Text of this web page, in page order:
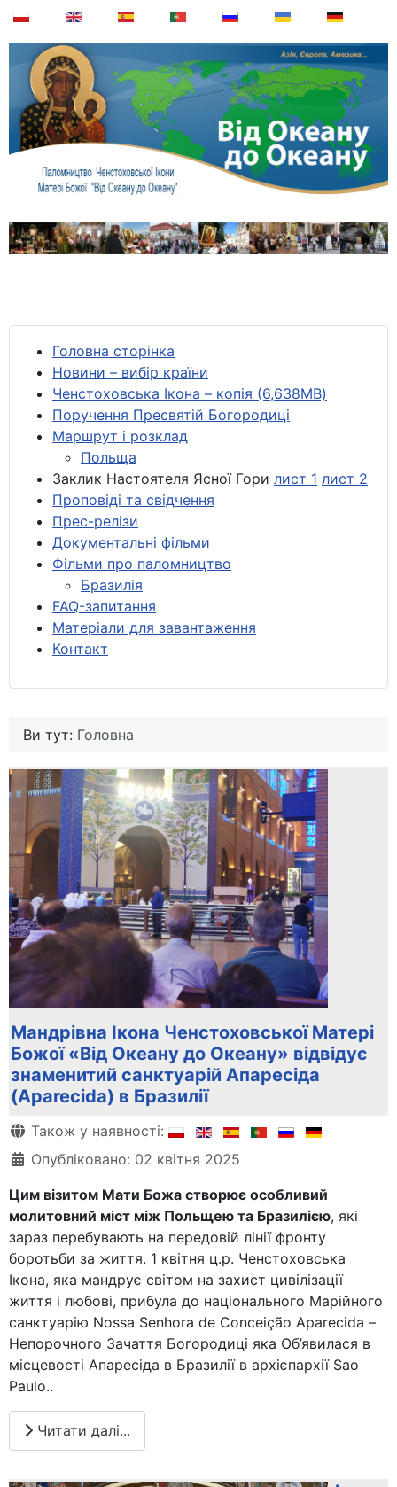
Головна сторінка
Новини – вибір країни
Ченстоховська Ікона – копія (6,638MB)
Поручення Пресвятій Богородиці
Маршрут і розклад
Польща
Заклик Настоятеля Ясної Гори лист 1 лист 2
Проповіді та свідчення
Прес-релізи
Документальні фільми
Фільми про паломництво
Бразилія
FAQ-запитання
Матеріали для завантаження
Контакт
Ви тут: Головна
Мандрівна Ікона Ченстоховської Матері
Божої «Від Океану до Океану» відвідує
знаменитий санктуарій Апаресіда
(Aparecida) в Бразилії
Деталі
Також у наявності:
Опубліковано: 02 квітня 2025
Цим візитом Мати Божа створює особливий
молитовний міст між Польщею та Бразилією, які
зараз перебувають на передовій лінії фронту
боротьби за життя. 1 квітня ц.р. Ченстоховська
Ікона, яка мандрує світом на захист цивілізації
життя і любові, прибула до національного Марійного
санктуарію Nossa Senhora de Conceição Aparecida –
Непорочного Зачаття Богородиці яка Об’явилася в
місцевості Апаресіда в Бразилії в архієпархії Sao
Paulo..
Читати далі...